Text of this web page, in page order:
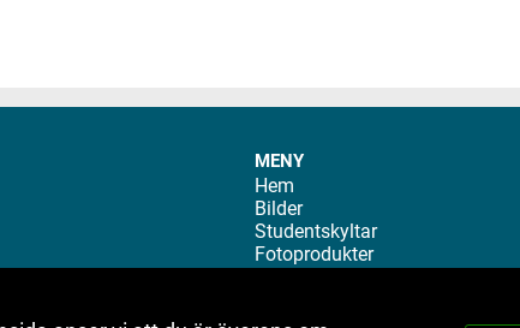
MENY
Hem
Bilder
Studentskyltar
Fotoprodukter
Info